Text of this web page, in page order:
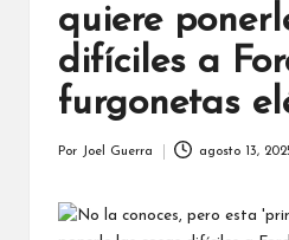
quiere
difíciles a
furgonetas
Por Joel Guerra agosto 13,